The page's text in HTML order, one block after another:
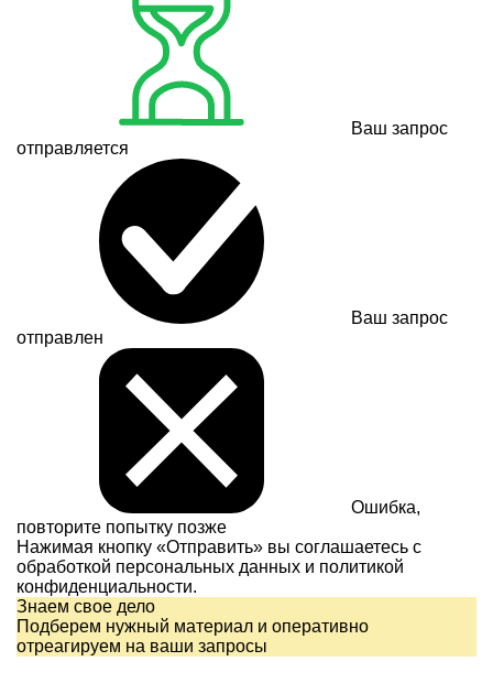
Ваш запрос
отправляется
Ваш запрос
отправлен
Ошибка,
повторите попытку позже
Нажимая кнопку «Отправить» вы соглашаетесь с
обработкой персональных данных и политикой
конфиденциальности.
Знаем свое дело
Подберем нужный материал и оперативно
отреагируем на ваши запросы